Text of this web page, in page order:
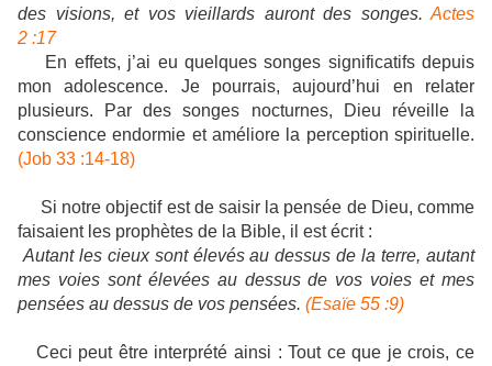
des visions, et vos vieillards auront des songes. Actes
2 :17
En effets, j’ai eu quelques songes significatifs depuis
mon adolescence. Je pourrais, aujourd’hui en relater
plusieurs. Par des songes nocturnes, Dieu réveille la
conscience endormie et améliore la perception spirituelle.
(Job 33 :14-18)
Si notre objectif est de saisir la pensée de Dieu, comme
faisaient les prophètes de la Bible, il est écrit :
Autant les cieux sont élevés au dessus de la terre, autant
mes voies sont élevées au dessus de vos voies et mes
pensées au dessus de vos pensées. (Esaïe 55 :9)
Ceci peut être interprété ainsi : Tout ce que je crois, ce